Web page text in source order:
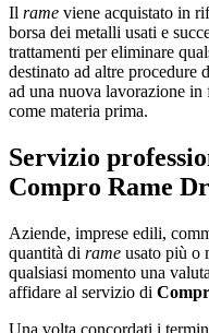
Il rame viene acquistato in
borsa dei metalli usati e
trattamenti per eliminare
destinato ad altre procedure
ad una nuova lavorazione
come materia prima.
Servizio
Compro Rame
Aziende, imprese edili,
quantità di rame usato più o
qualsiasi momento una
affidare al servizio di
Una volta concordati i